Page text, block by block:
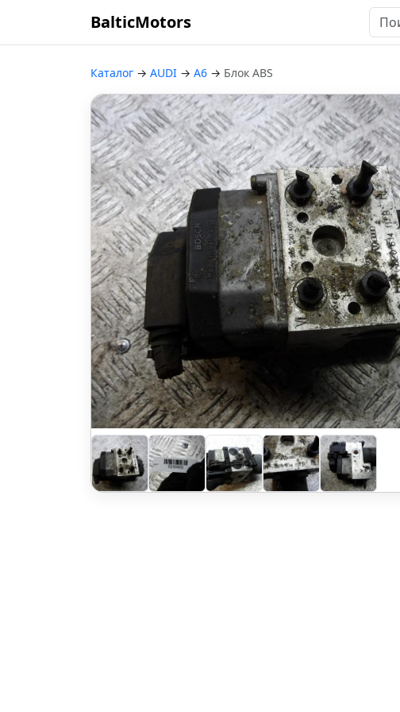
BalticMotors
Каталог → AUDI → A6 → Блок ABS